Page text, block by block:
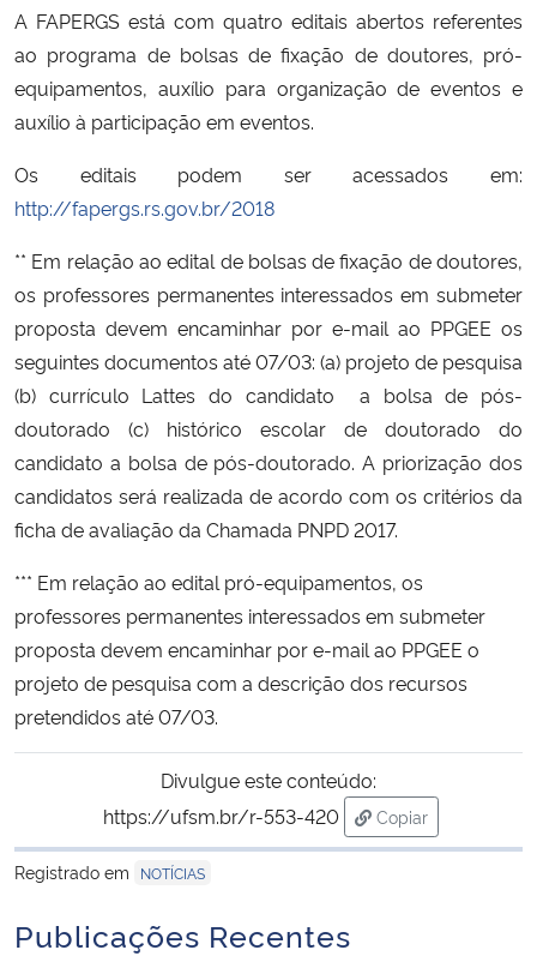
Ministério da Cidadania
Ministério da Saúde
Ministério da Ciência, Tecnologia, Inovações e Comunicações
Ministério do Meio Ambiente
Ministério do Turismo
Ministério do Desenvolvimento Regional
Controladoria-Geral da União
Ministério da Mulher, da Família e dos Direitos Humanos
Secretaria-Geral
Secretaria de Governo
Gabinete de Segurança Institucional
Advocacia-Geral da União
Banco Central do Brasil
A FAPERGS está com quatro editais abertos referentes
ao programa de bolsas de fixação de doutores, pró-
equipamentos, auxílio para organização de eventos e
auxílio à participação em eventos.
Os editais podem ser acessados em:
http://fapergs.rs.gov.br/2018
** Em relação ao edital de bolsas de fixação de doutores,
os professores permanentes interessados em submeter
proposta devem encaminhar por e-mail ao PPGEE os
seguintes documentos até 07/03: (a) projeto de pesquisa
(b) currículo Lattes do candidato a bolsa de pós-
doutorado (c) histórico escolar de doutorado do
candidato a bolsa de pós-doutorado. A priorização dos
candidatos será realizada de acordo com os critérios da
ficha de avaliação da Chamada PNPD 2017.
*** Em relação ao edital pró-equipamentos, os
professores permanentes interessados em submeter
proposta devem encaminhar por e-mail ao PPGEE o
projeto de pesquisa com a descrição dos recursos
pretendidos até 07/03.
Divulgue este conteúdo:
https://ufsm.br/r-553-420
Copiar
para área de
Registrado em
NOTÍCIAS
Publicações Recentes